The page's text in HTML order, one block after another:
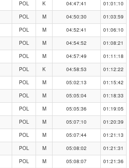
POL K 04:47:41
01:01:10
POL M 04:50:30
01:03:59
POL M 04:52:41
01:06:10
POL M 04:54:52
01:08:21
POL M 04:57:49
01:11:18
POL K 04:58:53
01:12:22
POL M 05:02:13
01:15:42
POL M 05:05:04
01:18:33
POL M 05:05:36
01:19:05
POL M 05:07:10
01:20:39
POL M 05:07:44
01:21:13
POL M 05:08:02
01:21:31
POL M 05:08:07
01:21:36